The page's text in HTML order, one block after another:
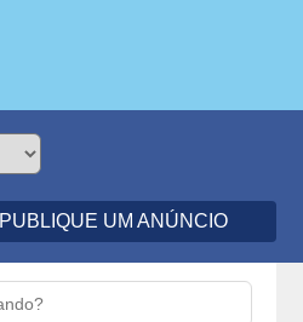
PUBLIQUE UM ANÚNCIO